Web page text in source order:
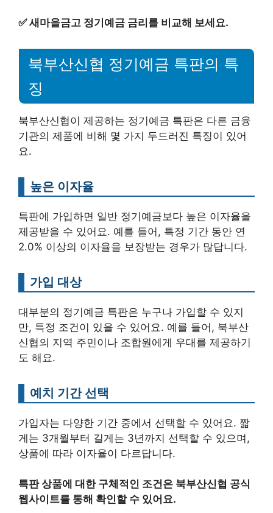
✅새마을금고 정기예금 금리를 비교해 보세요.
북부산신협 정기예금 특판의 특
징
북부산신협이 제공하는 정기예금 특판은 다른 금융
기관의 제품에 비해 몇 가지 두드러진 특징이 있어
요.
높은 이자율
특판에 가입하면 일반 정기예금보다 높은 이자율을
제공받을 수 있어요. 예를 들어, 특정 기간 동안 연
2.0% 이상의 이자율을 보장받는 경우가 많답니다.
가입 대상
대부분의 정기예금 특판은 누구나 가입할 수 있지
만, 특정 조건이 있을 수 있어요. 예를 들어, 북부산
신협의 지역 주민이나 조합원에게 우대를 제공하기
도 해요.
예치 기간 선택
가입자는 다양한 기간 중에서 선택할 수 있어요. 짧
게는 3개월부터 길게는 3년까지 선택할 수 있으며,
상품에 따라 이자율이 다르답니다.
특판 상품에 대한 구체적인 조건은 북부산신협 공식
웹사이트를 통해 확인할 수 있어요.